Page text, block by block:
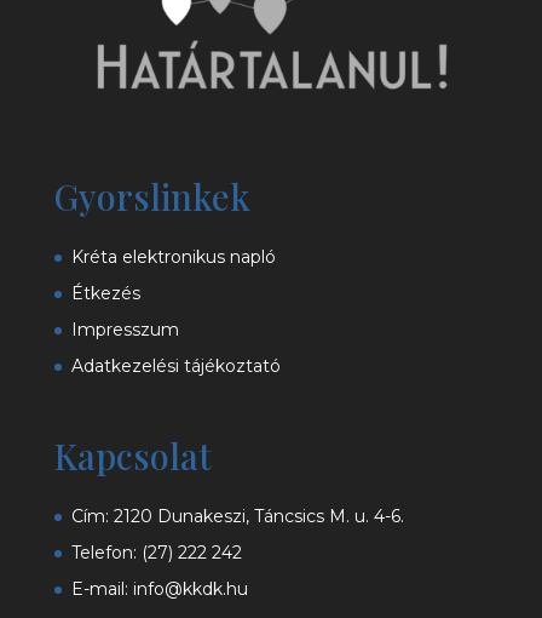
Gyorslinkek
Kréta elektronikus napló
Étkezés
Impresszum
Adatkezelési tájékoztató
Kapcsolat
Cím: 2120 Dunakeszi, Táncsics M. u. 4-6.
Telefon: (27) 222 242
E-mail: info@kkdk.hu